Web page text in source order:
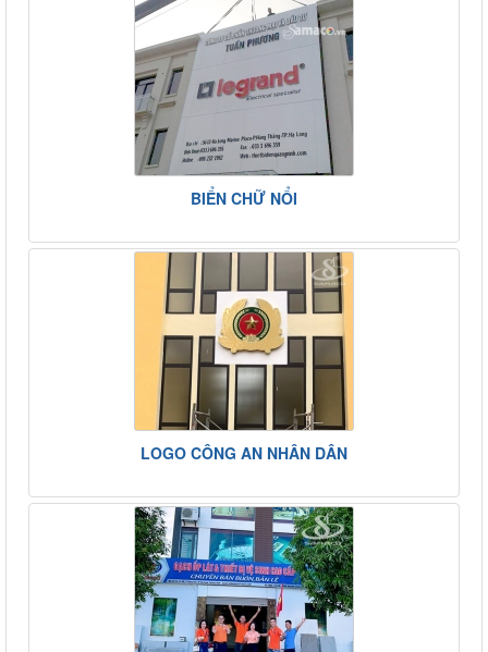
BIỂN CHỮ NỔI
LOGO CÔNG AN NHÂN DÂN